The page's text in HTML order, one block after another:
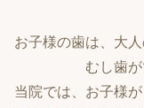
お子様の歯は、大
むし歯
当院では、お子様